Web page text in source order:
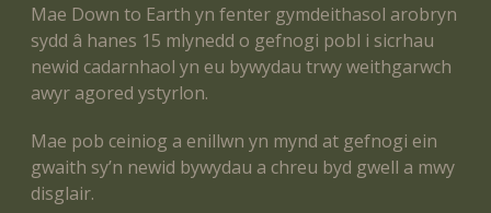
Mae Down to Earth yn fenter gymdeithasol arobryn
sydd â hanes 15 mlynedd o gefnogi pobl i sicrhau
newid cadarnhaol yn eu bywydau trwy weithgarwch
awyr agored ystyrlon.
Mae pob ceiniog a enillwn yn mynd at gefnogi ein
gwaith sy’n newid bywydau a chreu byd gwell a mwy
disglair.